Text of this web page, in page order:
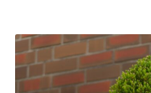
Mehr
erfahren